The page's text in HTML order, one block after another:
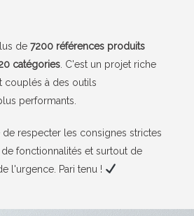
de 7200 références produits
catégories. C'est un projet riche
couplés à des outils
performants.
de respecter les consignes strictes
fonctionnalités et surtout de
l'urgence. Pari tenu !